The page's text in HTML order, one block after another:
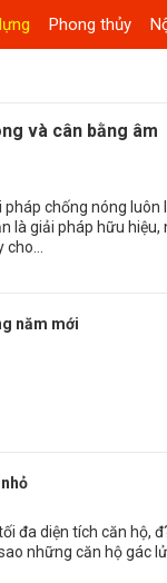
Phong thủy
và cân bằng âm
pháp chống nóng luôn
là giải pháp hữu hiệu,
năm mới
đa diện tích căn hộ,
những căn hộ gác